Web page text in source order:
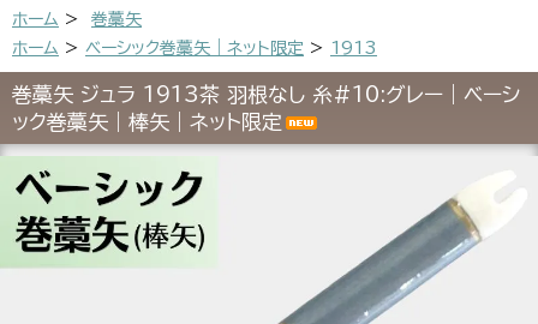
ホーム >
巻藁矢
ホーム > ベーシック巻藁矢｜ネット限定 > 1913
巻藁矢 ジュラ 1913茶 羽根なし 糸#10:グレー｜ベーシ
ック巻藁矢｜棒矢｜ネット限定